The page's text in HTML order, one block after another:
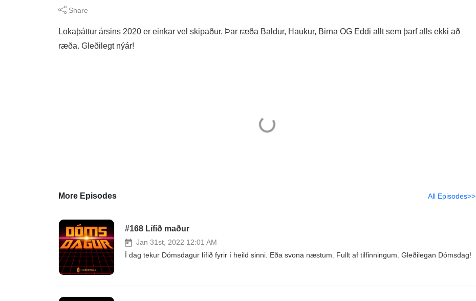
Share
Lokaþáttur ársins 2020 er einkar vel skipaður. Þar ræða Baldur, Haukur, Birna OG Eddi allt sem þarf alls ekki að
ræða. Gleðilegt nýár!
More Episodes All Episodes>>
#168 Lífið maður
Jan 31st, 2022 12:01 AM
Í dag tekur Dómsdagur lífið fyrir í heild sinni. Eða svona næstum. Fullt af tilfinningum. Gleðilegan Dómsdag!